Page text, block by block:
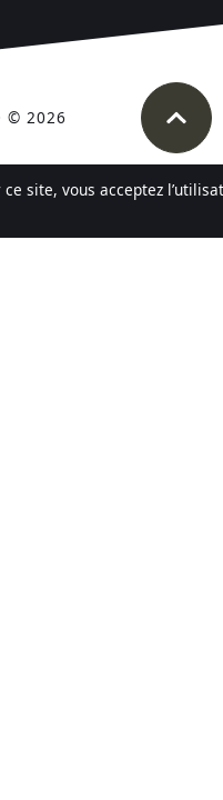
© 2026
site, vous acceptez